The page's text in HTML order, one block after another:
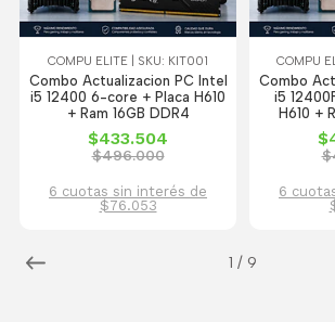
1 / 9
COMPU ELITE | SKU: KIT001
Combo Actualizacion PC Intel
i5 12400 6-core + Placa H610
+ Ram 16GB DDR4
$433.504
$496.000
6 cuotas sin interés de
$76.053
COMPU
Combo
i5
H610 +
6